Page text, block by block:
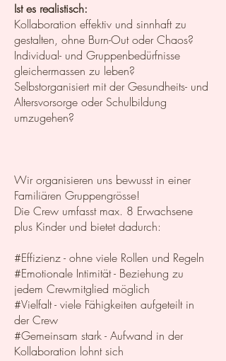
Ist es realistisch:
Kollaboration effektiv und sinnhaft zu
gestalten, ohne Burn-Out oder Chaos?
Individual- und Gruppenbedürfnisse
gleichermassen zu leben?
Selbstorganisiert mit der Gesundheits- und
Altersvorsorge oder Schulbildung
umzugehen?
Wir organisieren uns bewusst in einer
Familiären Gruppengrösse!
Die Crew umfasst max. 8 Erwachsene
plus Kinder und bietet dadurch:
#Effizienz - ohne viele Rollen und Regeln
#Emotionale Intimität - Beziehung zu
jedem Crewmitglied möglich
#Vielfalt - viele Fähigkeiten aufgeteilt in
der Crew
#Gemeinsam stark - Aufwand in der
Kollaboration lohnt sich